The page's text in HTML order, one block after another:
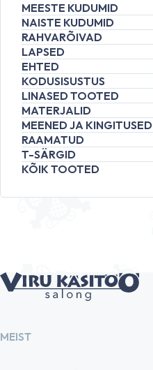
MEESTE KUDUMID
NAISTE KUDUMID
RAHVARÕIVAD
LAPSED
EHTED
KODUSISUSTUS
LINASED TOOTED
MATERJALID
MEENED JA KINGITUSED
RAAMATUD
T-SÄRGID
KÕIK TOOTED
MEIST